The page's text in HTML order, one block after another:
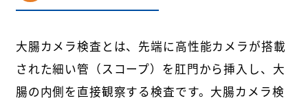
大腸カメラ検査とは、先端に高性能カメラが搭載
された細い管（スコープ）を肛門から挿入し、大
腸の内側を直接観察する検査です。大腸カメラ検